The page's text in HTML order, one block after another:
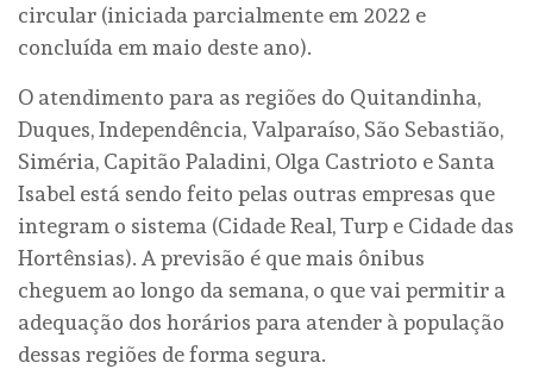
circular (iniciada parcialmente em 2022 e
concluída em maio deste ano).
O atendimento para as regiões do Quitandinha,
Duques, Independência, Valparaíso, São Sebastião,
Siméria, Capitão Paladini, Olga Castrioto e Santa
Isabel está sendo feito pelas outras empresas que
integram o sistema (Cidade Real, Turp e Cidade das
Hortênsias). A previsão é que mais ônibus
cheguem ao longo da semana, o que vai permitir a
adequação dos horários para atender à população
dessas regiões de forma segura.